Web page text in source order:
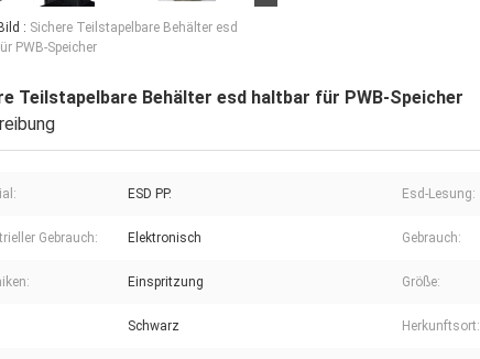
: Sichere Teilstapelbare Behälter esd
PWB-Speicher
Teilstapelbare Behälter esd haltbar für PWB-Speicher
ESD PP. Esd-Lesung:
Gebrauch: Elektronisch Gebrauch:
Einspritzung Größe:
Schwarz Herkunftsort: